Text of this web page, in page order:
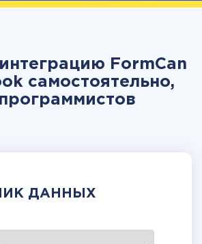
FormCan
самостоятельно,
ДАННЫХ